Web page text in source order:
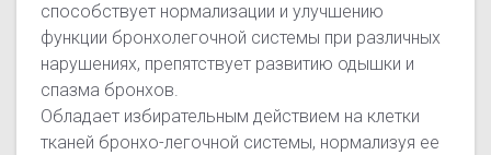
способствует нормализации и улучшению
функции бронхолегочной системы при различных
нарушениях, препятствует развитию одышки и
спазма бронхов.
Обладает избирательным действием на клетки
тканей бронхо-легочной системы, нормализуя ее